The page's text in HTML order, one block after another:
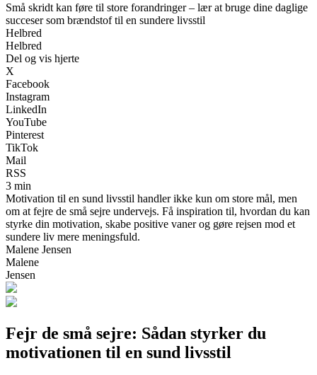
Små skridt kan føre til store forandringer – lær at bruge dine daglige
succeser som brændstof til en sundere livsstil
Helbred
Helbred
Del og vis hjerte
X
Facebook
Instagram
LinkedIn
YouTube
Pinterest
TikTok
Mail
RSS
3 min
Motivation til en sund livsstil handler ikke kun om store mål, men
om at fejre de små sejre undervejs. Få inspiration til, hvordan du kan
styrke din motivation, skabe positive vaner og gøre rejsen mod et
sundere liv mere meningsfuld.
Malene Jensen
Malene
Jensen
Fejr de små sejre: Sådan styrker du
motivationen til en sund livsstil